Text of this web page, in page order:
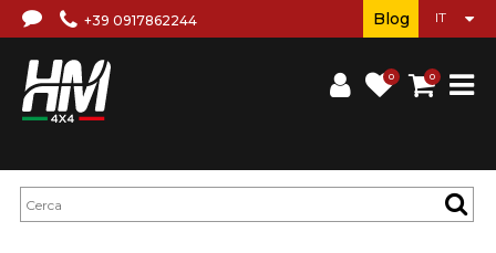
+39 0917862244
0 0
Blog